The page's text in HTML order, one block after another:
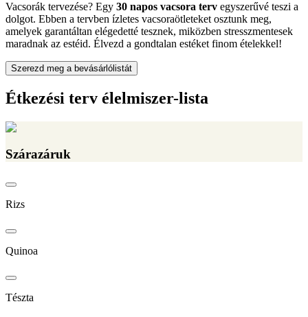
Vacsorák tervezése? Egy 30 napos vacsora terv egyszerűvé teszi a
dolgot. Ebben a tervben ízletes vacsoraötleteket osztunk meg,
amelyek garantáltan elégedetté tesznek, miközben stresszmentesek
maradnak az estéid. Élvezd a gondtalan estéket finom ételekkel!
Szerezd meg a bevásárlólistát
Étkezési terv élelmiszer-lista
Szárazáruk
Rizs
Quinoa
Tészta